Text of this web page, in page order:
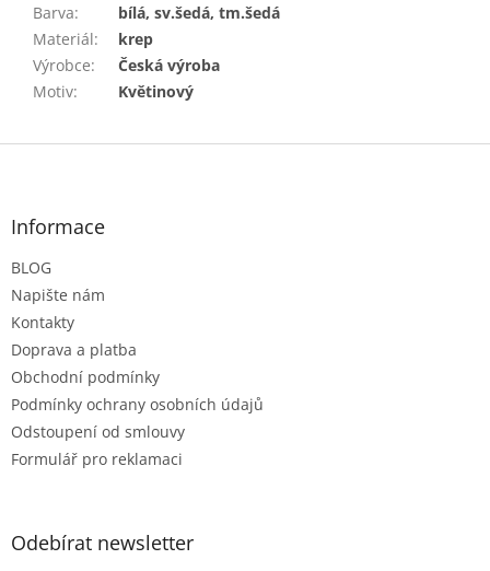
Barva:
bílá, sv.šedá, tm.šedá
Materiál:
krep
Výrobce:
Česká výroba
Motiv: Květinový
Z
Informace
BLOG
Napište nám
Kontakty
Doprava a platba
Obchodní podmínky
Podmínky ochrany osobních údajů
Odstoupení od smlouvy
Formulář pro reklamaci
Odebírat newsletter